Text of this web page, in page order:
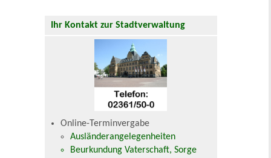
Ihr Kontakt zur Stadtverwaltung
Online-Terminvergabe
Ausländerangelegenheiten
Beurkundung Vaterschaft, Sorge